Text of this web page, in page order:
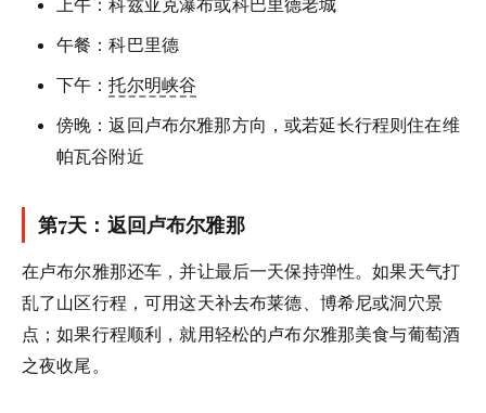
上午：科兹亚克瀑布或科巴里德老城
午餐：科巴里德
下午：托尔明峡谷
傍晚：返回卢布尔雅那方向，或若延长行程则住在维
帕瓦谷附近
第7天：返回卢布尔雅那
在卢布尔雅那还车，并让最后一天保持弹性。如果天气打
乱了山区行程，可用这天补去布莱德、博希尼或洞穴景
点；如果行程顺利，就用轻松的卢布尔雅那美食与葡萄酒
之夜收尾。